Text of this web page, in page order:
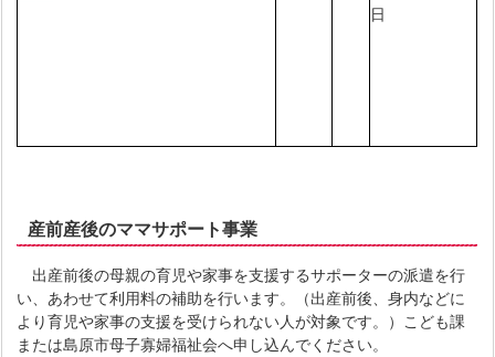
日
産前産後のママサポート事業
出産前後の母親の育児や家事を支援するサポーターの派遣を行
い、あわせて利用料の補助を行います。（出産前後、身内などに
より育児や家事の支援を受けられない人が対象です。）こども課
または島原市母子寡婦福祉会へ申し込んでください。